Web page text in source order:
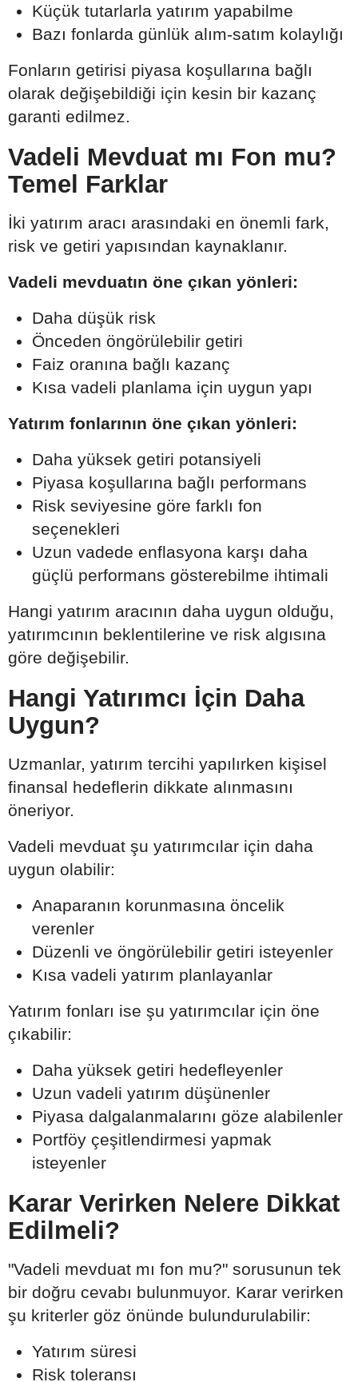
Küçük tutarlarla yatırım yapabilme
Bazı fonlarda günlük alım-satım kolaylığı
Fonların getirisi piyasa koşullarına bağlı
olarak değişebildiği için kesin bir kazanç
garanti edilmez.
Vadeli Mevduat mı Fon mu?
Temel Farklar
İki yatırım aracı arasındaki en önemli fark,
risk ve getiri yapısından kaynaklanır.
Vadeli mevduatın öne çıkan yönleri:
Daha düşük risk
Önceden öngörülebilir getiri
Faiz oranına bağlı kazanç
Kısa vadeli planlama için uygun yapı
Yatırım fonlarının öne çıkan yönleri:
Daha yüksek getiri potansiyeli
Piyasa koşullarına bağlı performans
Risk seviyesine göre farklı fon
seçenekleri
Uzun vadede enflasyona karşı daha
güçlü performans gösterebilme ihtimali
Hangi yatırım aracının daha uygun olduğu,
yatırımcının beklentilerine ve risk algısına
göre değişebilir.
Hangi Yatırımcı İçin Daha
Uygun?
Uzmanlar, yatırım tercihi yapılırken kişisel
finansal hedeflerin dikkate alınmasını
öneriyor.
Vadeli mevduat şu yatırımcılar için daha
uygun olabilir:
Anaparanın korunmasına öncelik
verenler
Düzenli ve öngörülebilir getiri isteyenler
Kısa vadeli yatırım planlayanlar
Yatırım fonları ise şu yatırımcılar için öne
çıkabilir:
Daha yüksek getiri hedefleyenler
Uzun vadeli yatırım düşünenler
Piyasa dalgalanmalarını göze alabilenler
Portföy çeşitlendirmesi yapmak
isteyenler
Karar Verirken Nelere Dikkat
Edilmeli?
"Vadeli mevduat mı fon mu?" sorusunun tek
bir doğru cevabı bulunmuyor. Karar verirken
şu kriterler göz önünde bulundurulabilir:
Yatırım süresi
Risk toleransı